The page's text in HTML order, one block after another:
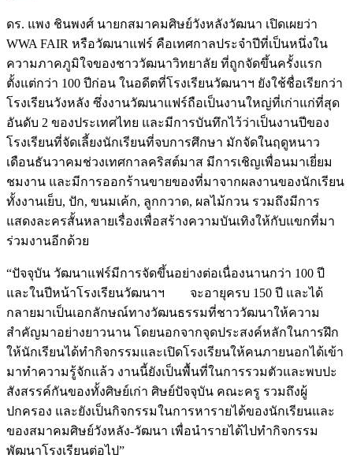
ดร. แพง ชินพงศ์ นายกสมาคมศิษย์วังหลังวัฒนา เปิดเผยว่า
WWA FAIR หรือวัฒนาแฟร์ คือเทศกาลประจำปีที่เป็นหนึ่งใน
ความภาคภูมิใจของชาววัฒนาวิทยาลัย ที่ถูกจัดขึ้นครั้งแรก
ตั้งแต่กว่า 100 ปีก่อน ในอดีตที่โรงเรียนวัฒนาฯ ยังใช้ชื่อเรียกว่า
โรงเรียนวังหลัง ซึ่งงานวัฒนาแฟร์ถือเป็นงานใหญ่ที่เก่าแก่ที่สุด
อันดับ 2 ของประเทศไทย และมีการบันทึกไว้ว่าเป็นงานปีของ
โรงเรียนที่จัดเลี้ยงนักเรียนที่จบการศึกษา มักจัดในฤดูหนาว
เดือนธันวาคมช่วงเทศกาลคริสต์มาส มีการเชิญเพื่อนมาเยี่ยม
ชมงาน และมีการออกร้านขายของที่มาจากผลงานของนักเรียน
ทั้งงานเย็บ, ปัก, ขนมเค้ก, ลูกกวาด, ผลไม้กวน รวมถึงมีการ
แสดงละครสั้นหลายเรื่องเพื่อสร้างความบันเทิงให้กับแขกที่มา
ร่วมงานอีกด้วย
“ปัจจุบัน วัฒนาแฟร์มีการจัดขึ้นอย่างต่อเนื่องนานกว่า 100 ปี
และในปีหน้าโรงเรียนวัฒนาฯ จะอายุครบ 150 ปี และได้
กลายมาเป็นเอกลักษณ์ทางวัฒนธรรมที่ชาววัฒนาให้ความ
สำคัญมาอย่างยาวนาน โดยนอกจากจุดประสงค์หลักในการฝึก
ให้นักเรียนได้ทำกิจกรรมและเปิดโรงเรียนให้คนภายนอกได้เข้า
มาทำความรู้จักแล้ว งานนี้ยังเป็นพื้นที่ในการรวมตัวและพบปะ
สังสรรค์กันของทั้งศิษย์เก่า ศิษย์ปัจจุบัน คณะครู รวมถึงผู้
ปกครอง และยังเป็นกิจกรรมในการหารายได้ของนักเรียนและ
ของสมาคมศิษย์วังหลัง-วัฒนา เพื่อนำรายได้ไปทำกิจกรรม
พัฒนาโรงเรียนต่อไป”